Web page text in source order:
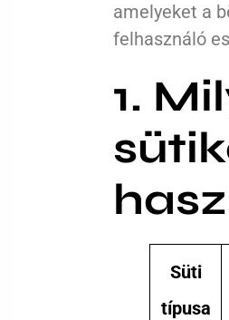
amelyeket a
felhasználó
1.
Süti
típusa